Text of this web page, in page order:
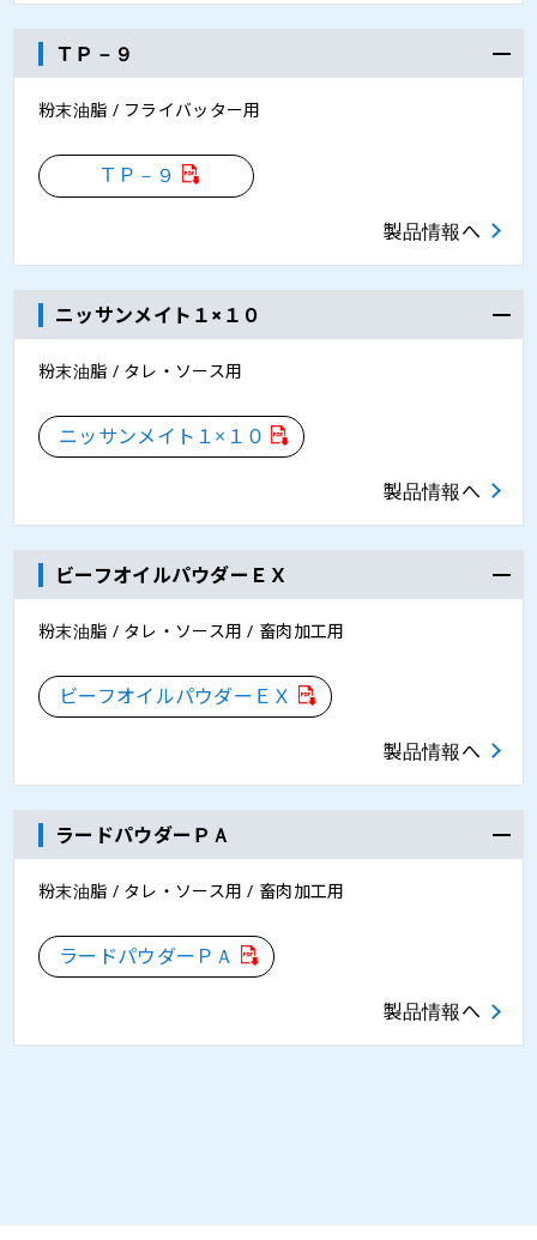
ＴＰ－９
粉末油脂 / フライバッター用
ＴＰ－９
製品情報へ
ニッサンメイト１×１０
粉末油脂 / タレ・ソース用
ニッサンメイト１×１０
製品情報へ
ビーフオイルパウダーＥＸ
粉末油脂 / タレ・ソース用 / 畜肉加工用
ビーフオイルパウダーＥＸ
製品情報へ
ラードパウダーＰＡ
粉末油脂 / タレ・ソース用 / 畜肉加工用
ラードパウダーＰＡ
製品情報へ